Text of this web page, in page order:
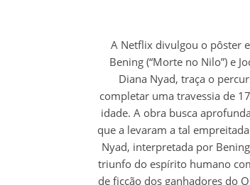
A Netflix divulgou o pôster
Bening (“Morte no Nilo”) e
Diana Nyad, traça o
completar uma travessia de
idade. A obra busca
que a levaram a tal
Nyad, interpretada por
triunfo do espírito humano
de ficção dos ganhadores do